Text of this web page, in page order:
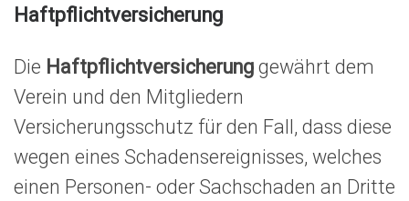
Haftpflichtversicherung
Die Haftpflichtversicherung gewährt dem
Verein und den Mitgliedern
Versicherungsschutz für den Fall, dass diese
wegen eines Schadensereignisses, welches
einen Personen- oder Sachschaden an Dritte